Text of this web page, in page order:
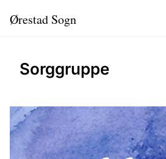
Ørestad Sogn
Sorggruppe